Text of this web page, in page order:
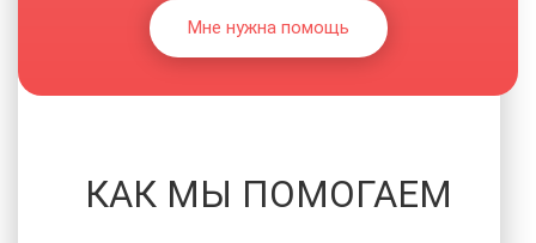
Мне нужна помощь
КАК МЫ ПОМОГАЕМ